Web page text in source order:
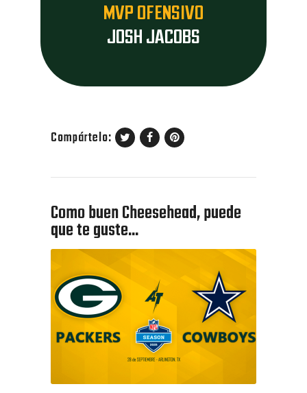
MVP OFENSIVO
JOSH JACOBS
Compártelo:
Como buen Cheesehead, puede
que te guste...